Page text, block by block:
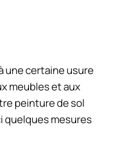
une certaine usure
meubles et aux
peinture de sol
quelques mesures